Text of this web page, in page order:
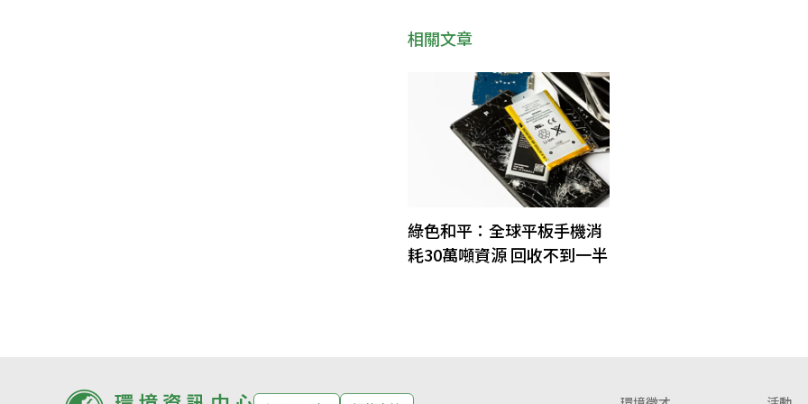
相關文章
綠色和平：全球平板手機消
耗30萬噸資源 回收不到一半